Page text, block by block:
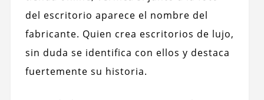
del escritorio aparece el nombre del
fabricante. Quien crea escritorios de lujo,
sin duda se identifica con ellos y destaca
fuertemente su historia.